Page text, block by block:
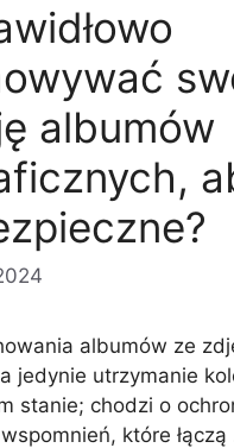
albumów
albumów ze
jedynie utrzymanie
stanie; chodzi o
które